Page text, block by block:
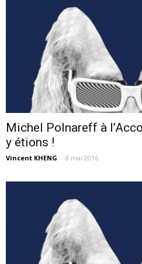
Michel Polnareff à
y étions !
Vincent KHENG - 8 mai 2016